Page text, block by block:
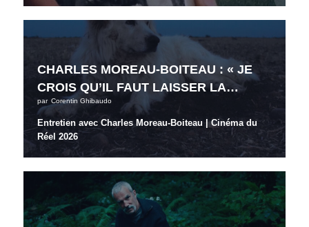
CHARLES MOREAU-BOITEAU : « JE
CROIS QU’IL FAUT LAISSER LA…
par Corentin Ghibaudo
Entretien avec Charles Moreau-Boiteau | Cinéma du
Réel 2026